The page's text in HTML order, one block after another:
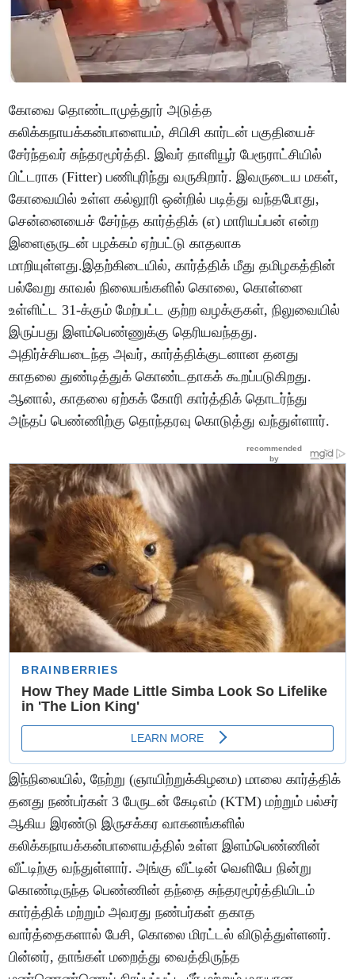
கோவை தொண்டாமுத்தூர் அடுத்த
கலிக்கநாயக்கன்பாளையம், சிபிசி கார்டன் பகுதியைச்
சேர்ந்தவர் சுந்தரமூர்த்தி. இவர் தாளியூர் பேரூராட்சியில்
பிட்டராக (Fitter) பணிபுரிந்து வருகிறார். இவருடைய மகள்,
கோவையில் உள்ள கல்லூரி ஒன்றில் படித்து வந்தபோது,
சென்னையைச் சேர்ந்த கார்த்திக் (எ) மாரியப்பன் என்ற
இளைஞருடன் பழக்கம் ஏற்பட்டு காதலாக
மாறியுள்ளது.இதற்கிடையில், கார்த்திக் மீது தமிழகத்தின்
பல்வேறு காவல் நிலையங்களில் கொலை, கொள்ளை
உள்ளிட்ட 31-க்கும் மேற்பட்ட குற்ற வழக்குகள், நிலுவையில்
இருப்பது இளம்பெண்ணுக்கு தெரியவந்தது.
அதிர்ச்சியடைந்த அவர், கார்த்திக்குடனான தனது
காதலை துண்டித்துக் கொண்டதாகக் கூறப்படுகிறது.
ஆனால், காதலை ஏற்கக் கோரி கார்த்திக் தொடர்ந்து
அந்தப் பெண்ணிற்கு தொந்தரவு கொடுத்து வந்துள்ளார்.
இந்நிலையில், நேற்று (ஞாயிற்றுக்கிழமை) மாலை கார்த்திக்
தனது நண்பர்கள் 3 பேருடன் கேடிஎம் (KTM) மற்றும் பல்சர்
ஆகிய இரண்டு இருசக்கர வாகனங்களில்
கலிக்கநாயக்கன்பாளையத்தில் உள்ள இளம்பெண்ணின்
வீட்டிற்கு வந்துள்ளார். அங்கு வீட்டின் வெளியே நின்று
கொண்டிருந்த பெண்ணின் தந்தை சுந்தரமூர்த்தியிடம்
கார்த்திக் மற்றும் அவரது நண்பர்கள் தகாத
வார்த்தைகளால் பேசி, கொலை மிரட்டல் விடுத்துள்ளனர்.
பின்னர், தாங்கள் மறைத்து வைத்திருந்த